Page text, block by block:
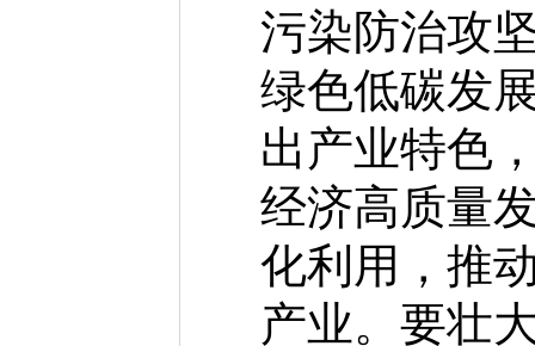
污染防治攻
绿色低碳发
出产业特色
经济高质量
化利用，推
产业。要壮